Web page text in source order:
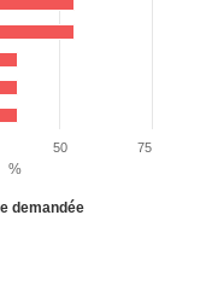
from
%
demandée
50 75